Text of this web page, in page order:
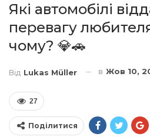
Які автомобілі
перевагу
чому? 💎🚗
Від Lukas Müller в Жов 10,
27
Поділитися